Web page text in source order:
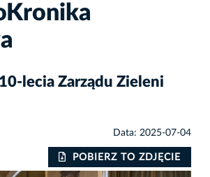
lecia Zarządu Zieleni
Data: 2025-07-04
POBIERZ TO ZDJĘCIE